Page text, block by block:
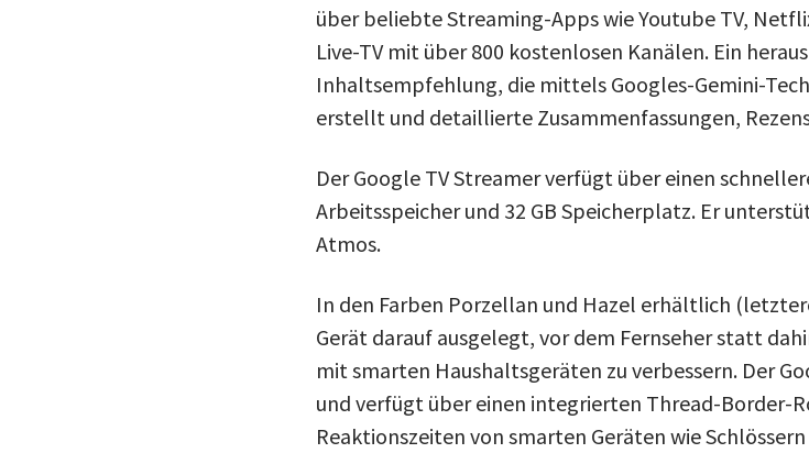
über beliebte Streaming-Apps wie Youtube TV,
Live-TV mit über 800 kostenlosen Kanälen. Ein
Inhaltsempfehlung, die mittels Googles-Gemini-
erstellt und detaillierte Zusammenfassungen,
Der Google TV Streamer verfügt über einen
Arbeitsspeicher und 32 GB Speicherplatz. Er
Atmos.
In den Farben Porzellan und Hazel erhältlich
Gerät darauf ausgelegt, vor dem Fernseher statt
mit smarten Haushaltsgeräten zu verbessern. Der
und verfügt über einen integrierten Thread-Border-
Reaktionszeiten von smarten Geräten wie